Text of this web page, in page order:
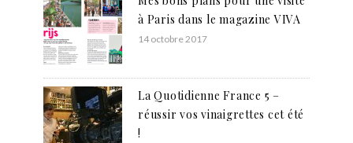
à Paris dans le magazine VIVA
14 octobre 2017
La Quotidienne France 5 –
réussir vos vinaigrettes cet été
!